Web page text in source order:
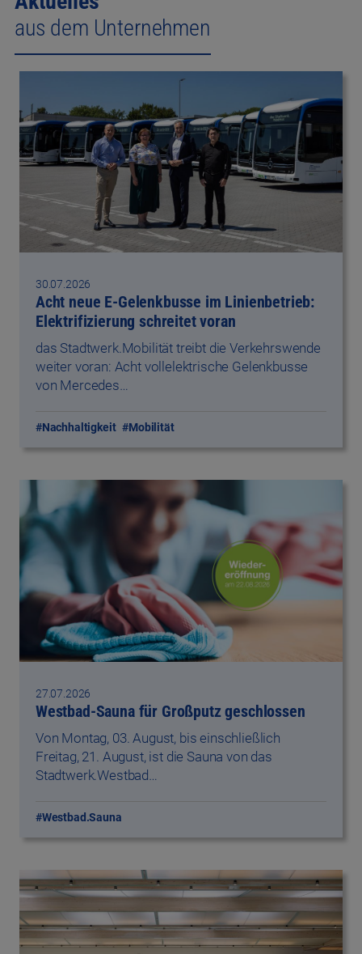
30.07.2026
Acht neue E-Gelenkbusse im Linienbetrieb:
Elektrifizierung schreitet voran
weiter voran: Acht vollelektrische Gelenkbusse
von Mercedes…
#Nachhaltigkeit #Mobilität
27.07.2026
Westbad-Sauna für Großputz geschlossen
Von Montag, 03. August, bis einschließlich
Stadtwerk.Westbad…
#Westbad.Sauna